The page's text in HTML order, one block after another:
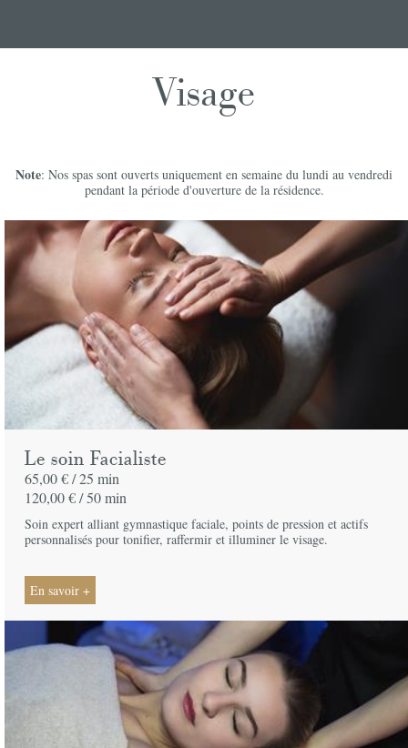
Visage
Note: Nos spas sont ouverts uniquement en semaine du lundi au vendredi
pendant la période d'ouverture de la résidence.
Le soin Facialiste
65,00 € /25 min
120,00 € /50 min
Soin expert alliant gymnastique faciale, points de pression et actifs
personnalisés pour tonifier, raffermir et illuminer le visage.
En savoir +